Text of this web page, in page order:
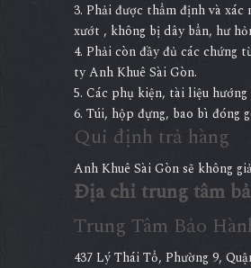
3. Phải được thẩm định và
xướt , không bị dây bẩn, hư
4. Phải còn đầy đủ các chứng
ty Anh Khuê Sài Gòn.
5. Các phụ kiện, tài liệu
6. Túi, hộp đựng, bao bì đóng
Qui định trả hàng
Anh Khuê Sài Gòn sẽ không
Địa chỉ trung tâm
Trung Tâm Bảo
437 Lý Thái Tổ, Phường 9,